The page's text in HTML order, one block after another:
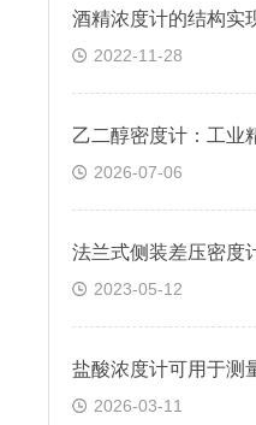
2022-11-28
2026-07-06
2023-05-12
2026-03-11